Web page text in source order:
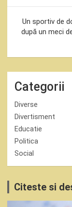
Un sportiv de
după un meci
Categorii
Diverse
Divertisment
Educatie
Politica
Social
Citeste si